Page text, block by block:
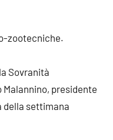
zootecniche.
Sovranità
presidente
della settimana